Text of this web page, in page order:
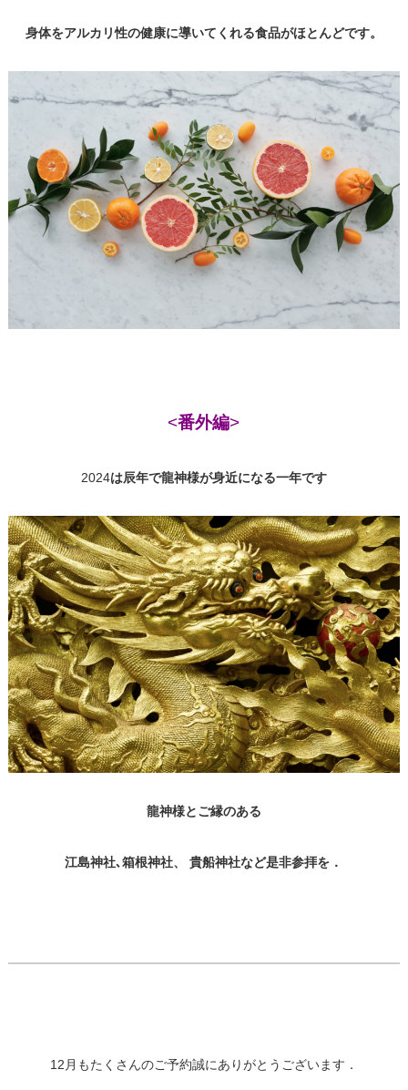
身体をアルカリ性の健康に導いてくれる食品がほとんどです。
<番外編>
2024は辰年で龍神様が身近になる一年です
龍神様とご縁のある
江島神社､箱根神社、 貴船神社など是非参拝を．
12月もたくさんのご予約誠にありがとうございます．